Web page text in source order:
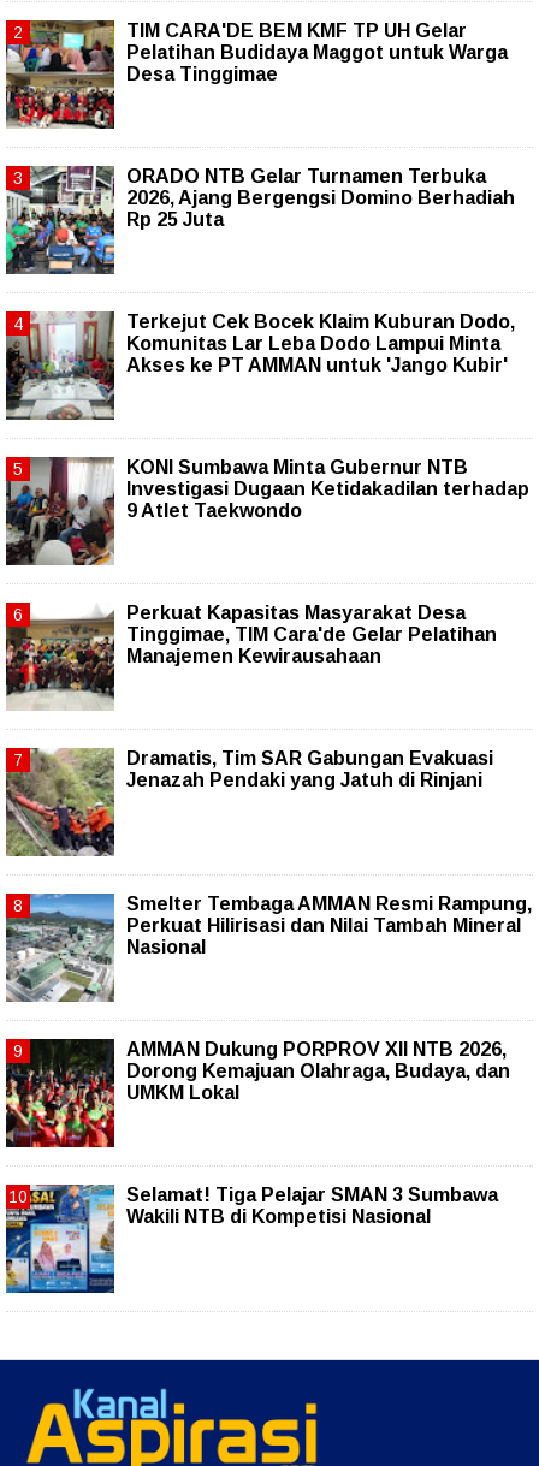
TIM CARA'DE BEM KMF TP UH Gelar
Pelatihan Budidaya Maggot untuk Warga
Desa Tinggimae
ORADO NTB Gelar Turnamen Terbuka
2026, Ajang Bergengsi Domino Berhadiah
Rp 25 Juta
Terkejut Cek Bocek Klaim Kuburan Dodo,
Komunitas Lar Leba Dodo Lampui Minta
Akses ke PT AMMAN untuk 'Jango Kubir'
KONI Sumbawa Minta Gubernur NTB
Investigasi Dugaan Ketidakadilan terhadap
9 Atlet Taekwondo
Perkuat Kapasitas Masyarakat Desa
Tinggimae, TIM Cara'de Gelar Pelatihan
Manajemen Kewirausahaan
Dramatis, Tim SAR Gabungan Evakuasi
Jenazah Pendaki yang Jatuh di Rinjani
Smelter Tembaga AMMAN Resmi Rampung,
Perkuat Hilirisasi dan Nilai Tambah Mineral
Nasional
AMMAN Dukung PORPROV XII NTB 2026,
Dorong Kemajuan Olahraga, Budaya, dan
UMKM Lokal
Selamat! Tiga Pelajar SMAN 3 Sumbawa
Wakili NTB di Kompetisi Nasional